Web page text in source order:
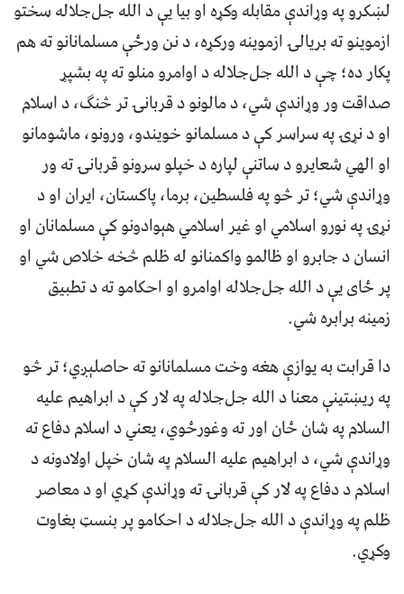
لښکرو په وړاندې مقابله وکړه او بیا یې د الله جل‌جلاله سختو
ازموینو ته بریالۍ ازموینه ورکړه، د نن ورځې مسلمانانو ته هم
پکار ده؛ چې د الله جل‌جلاله د اوامرو منلو ته په بشپړ
صداقت ور وړاندې شي، د مالونو د قربانۍ تر څنګ، د اسلام
او د نړۍ په سراسر کې د مسلمانو خویندو، ورونو، ماشومانو
او الهي شعایرو د ساتنې لپاره د خپلو سرونو قربانۍ ته ور
وړاندې شي؛ تر څو په فلسطین، برما، پاکستان، ایران او د
نړۍ په نورو اسلامي او غیر اسلامي هېوادونو کې مسلمانان او
انسان د جابرو او ظالمو واکمنانو له ظلم څخه خلاص شي او
پر ځای یې د الله جل‌جلاله اوامرو او احکامو ته د تطبیق
زمینه برابره شي.
دا قرابت به یوازې هغه وخت مسلمانانو ته حاصلېږي؛ تر څو
په ریښتينې معنا د الله جل‌جلاله په لار کې د ابراهیم علیه
السلام په شان ځان اور ته وغورځوي، یعني د اسلام دفاع ته
وړاندې شي، د ابراهیم علیه السلام په شان خپل اولادونه د
اسلام د دفاع په لار کې قربانۍ ته وړاندې کړي او د معاصر
ظلم په وړاندې د الله جل‌جلاله د احکامو پر بنسټ بغاوت
وکړي.